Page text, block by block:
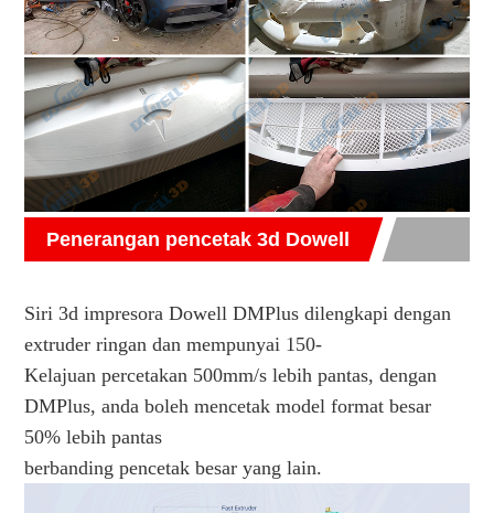
Penerangan pencetak 3d Dowell
Siri 3d impresora Dowell DMPlus dilengkapi dengan
extruder ringan dan mempunyai 150-
Kelajuan percetakan 500mm/s lebih pantas, dengan
DMPlus, anda boleh mencetak model format besar
50% lebih pantas
berbanding pencetak besar yang lain.